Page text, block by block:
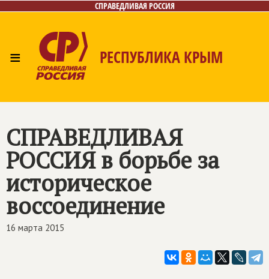
СПРАВЕДЛИВАЯ РОССИЯ
≡ РЕСПУБЛИКА КРЫМ
Контакты
СПРАВЕДЛИВАЯ
РОССИЯв борьбе за
историческое
воссоединение
16 марта 2015